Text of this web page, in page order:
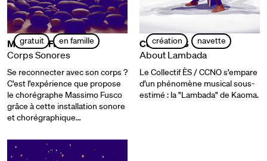
gratuit en famille
Massimo Fusco
Corps Sonores
Se reconnecter avec son corps ?
C’est l’expérience que propose
le chorégraphe Massimo Fusco
grâce à cette installation sonore
et chorégraphique…
création navette
Collectif ÈS
About Lambada
Le Collectif ÈS / CCNO s’empare
d’un phénomène musical sous-
estimé : la "Lambada" de Kaoma.